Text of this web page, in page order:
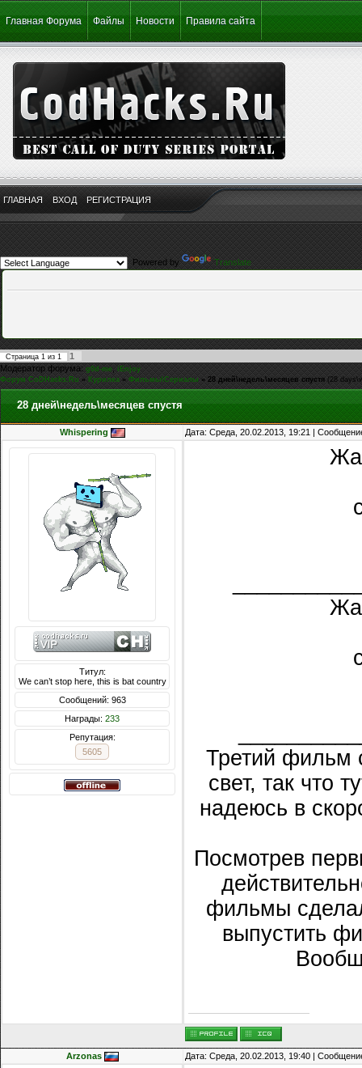
Главная Форума Файлы Новости Правила сайта
ГЛАВНАЯ ВХОД РЕГИСТРАЦИЯ
Powered by Translate
Страница 1 из 1
1
Модератор форума:g0d-me,iEnjoy
Форум CoDHacks.Ru » Курилка » Фильмы\Сериалы » 28 дней\недель\месяцев спустя (28
28 дней\недель\месяцев спустя
Whispering Дата: Среда, 20.02.2013, 19:21 |
Титул:
We can’t stop here, this is bat country
Сообщений: 963
Награды: 233
Репутация:
5605
Третий фильм
свет, так что
надеюсь в
Посмотрев
фильмы
выпустить
Arzonas Дата: Среда, 20.02.2013, 19:40 |